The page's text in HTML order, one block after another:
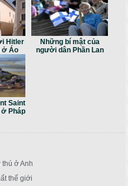
Hitler
ở Áo
Những bí mật của
người dân Phần Lan
Saint
Pháp
ở Anh
thế giới